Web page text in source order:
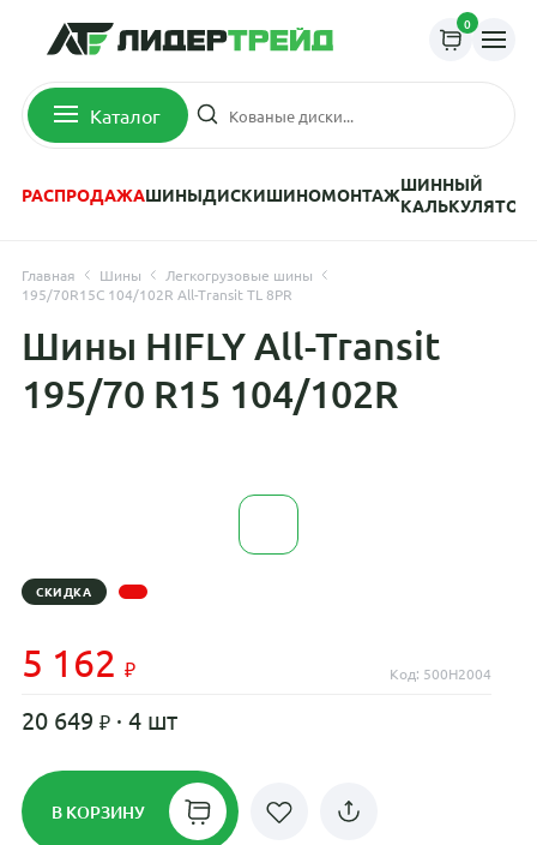
0
Каталог
РАСПРОДАЖАШИНЫДИСКИШИНОМОНТАЖШИННЫЙ
КАЛЬКУЛЯТОР
Главная Шины
Легкогрузовые шины
195/70R15C 104/102R All-Transit TL 8PR
Шины HIFLY All-Transit
195/70 R15 104/102R
СКИДКА
5 162 Код: 500H2004
20 649 · 4 шт
В КОРЗИНУ